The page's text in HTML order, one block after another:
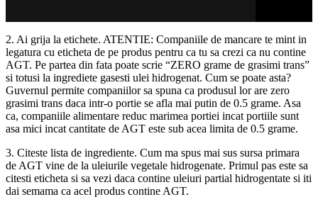
2. Ai grija la etichete. ATENTIE: Companiile de mancare te mint in
legatura cu eticheta de pe produs pentru ca tu sa crezi ca nu contine
AGT. Pe partea din fata poate scrie “ZERO grame de grasimi trans”
si totusi la ingrediete gasesti ulei hidrogenat. Cum se poate asta?
Guvernul permite companiilor sa spuna ca produsul lor are zero
grasimi trans daca intr-o portie se afla mai putin de 0.5 grame. Asa
ca, companiile alimentare reduc marimea portiei incat portiile sunt
asa mici incat cantitate de AGT este sub acea limita de 0.5 grame.
3. Citeste lista de ingrediente. Cum ma spus mai sus sursa primara
de AGT vine de la uleiurile vegetale hidrogenate. Primul pas este sa
citesti eticheta si sa vezi daca contine uleiuri partial hidrogentate si iti
dai semama ca acel produs contine AGT.